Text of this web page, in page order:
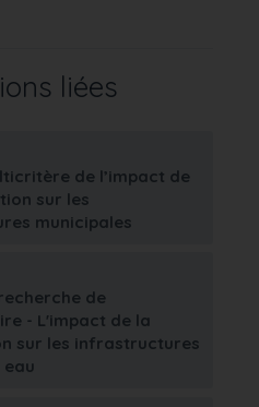
liées
de l’impact de
sur les
municipales
de
- L'impact de la
sur les infrastructures
eau